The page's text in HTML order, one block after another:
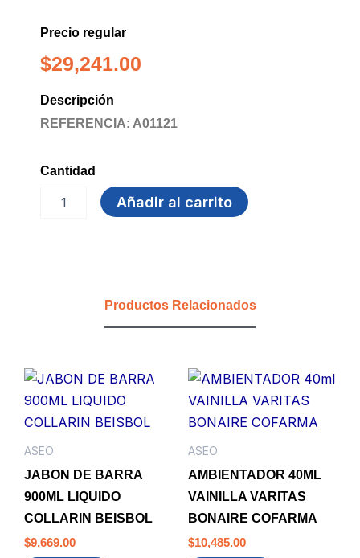
Precio regular
$29,241.00
Descripción
REFERENCIA: A01121
Cantidad
HIGIENICO
Añadir al carrito
Productos Relacionados
ASEO
JABON DE BARRA
900ML LIQUIDO
COLLARIN BEISBOL
$9,669.00
ASEO
AMBIENTADOR 40ML
VAINILLA VARITAS
BONAIRE COFARMA
$10,485.00